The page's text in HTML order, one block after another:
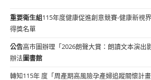
重要衛生組115年度健康促進創意競賽-健康新視
得獎名單
公告高市圖辦理「2026朗聲大賞：朗讀文本演出
辦法圖書館
轉知115年 度「周產期高風險孕產婦追蹤關懷計畫